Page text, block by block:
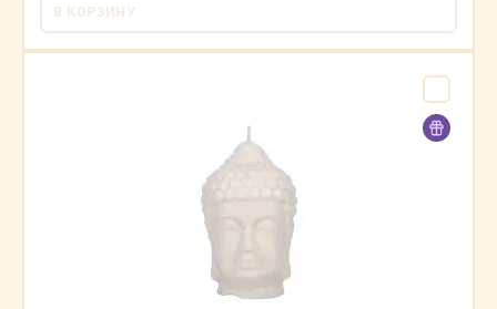
В КОРЗИНУ